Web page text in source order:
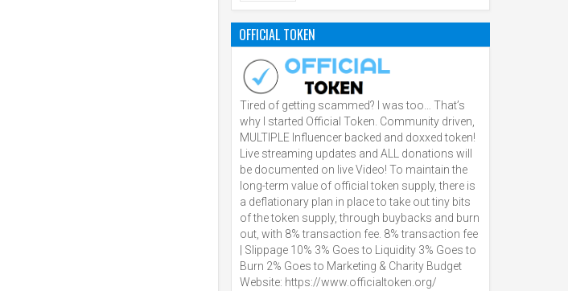
OFFICIAL TOKEN
Tired of getting scammed? I was too… That’s
why I started Official Token. Community driven,
MULTIPLE Influencer backed and doxxed token!
Live streaming updates and ALL donations will
be documented on live Video! To maintain the
long-term value of official token supply, there is
a deflationary plan in place to take out tiny bits
of the token supply, through buybacks and burn
out, with 8% transaction fee. 8% transaction fee
| Slippage 10% 3% Goes to Liquidity 3% Goes to
Burn 2% Goes to Marketing & Charity Budget
Website: https://www.officialtoken.org/